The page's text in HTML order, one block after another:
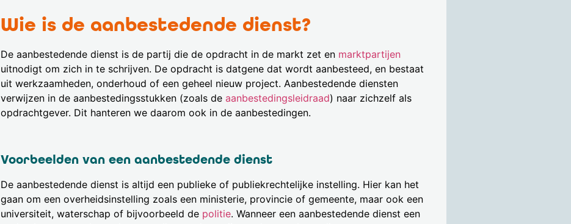
Wie is de aanbestedende dienst?
De aanbestedende dienst is de partij die de opdracht in de markt zet en marktpartijen
uitnodigt om zich in te schrijven. De opdracht is datgene dat wordt aanbesteed, en bestaat
uit werkzaamheden, onderhoud of een geheel nieuw project. Aanbestedende diensten
verwijzen in de aanbestedingsstukken (zoals deaanbestedingsleidraad) naar zichzelf als
opdrachtgever. Dit hanteren we daarom ook in de aanbestedingen.
Voorbeelden van een aanbestedende dienst
De aanbestedende dienst is altijd een publieke of publiekrechtelijke instelling. Hier kan het
gaan om een overheidsinstelling zoals een ministerie, provincie of gemeente, maar ook een
universiteit, waterschap of bijvoorbeeld de politie. Wanneer een aanbestedende dienst een